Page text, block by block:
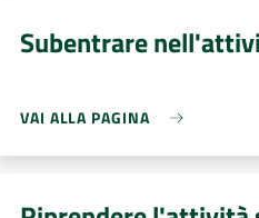
Subentrare
VAI ALLA PAGINA